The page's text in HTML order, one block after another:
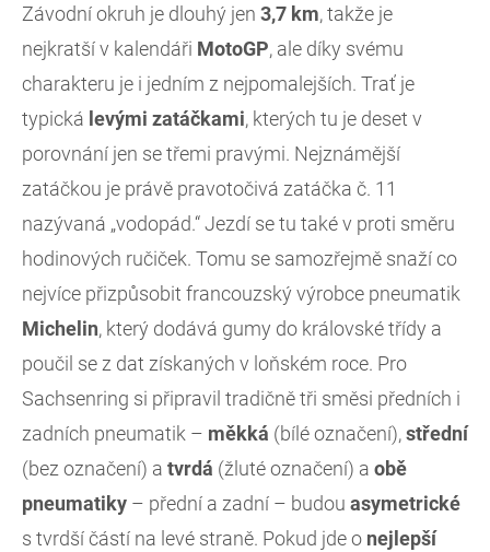
Závodní okruh je dlouhý jen 3,7 km, takže je
nejkratší v kalendáři MotoGP, ale díky svému
charakteru je i jedním z nejpomalejších. Trať je
typická levými zatáčkami, kterých tu je deset v
porovnání jen se třemi pravými. Nejznámější
zatáčkou je právě pravotočivá zatáčka č. 11
nazývaná „vodopád.“ Jezdí se tu také v proti směru
hodinových ručiček. Tomu se samozřejmě snaží co
nejvíce přizpůsobit francouzský výrobce pneumatik
Michelin, který dodává gumy do královské třídy a
poučil se z dat získaných v loňském roce. Pro
Sachsenring si připravil tradičně tři směsi předních i
zadních pneumatik – měkká (bílé označení),střední
(bez označení) a tvrdá (žluté označení) a obě
pneumatiky – přední a zadní – budou asymetrické
s tvrdší částí na levé straně. Pokud jde o nejlepší